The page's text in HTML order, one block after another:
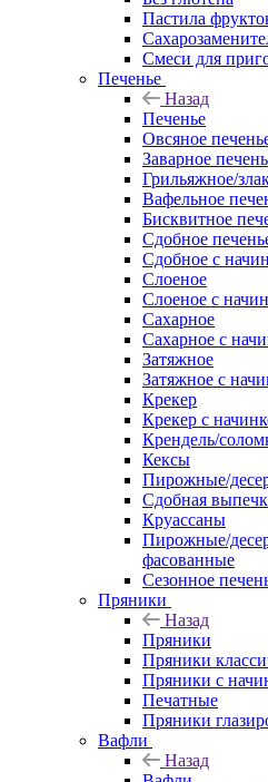
Пастила
Смеси для
Печенье
Назад
Печенье
Овсяное
Заварное
Грильяжное/
Вафельное
Бисквитное
Сдобное
Сдобное с
Слоеное
Слоеное с
Сахарное
Сахарное с
Затяжное
Затяжное с
Крекер
Крекер с
Крендель/
Кексы
Пирожные/
Сдобная
Круассаны
Пирожные/
фасованные
Сезонное
Пряники
Назад
Пряники
Пряники
Пряники с
Печатные
Пряники
Вафли
Назад